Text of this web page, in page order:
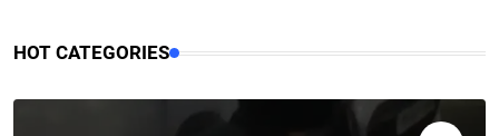
HOT CATEGORIES